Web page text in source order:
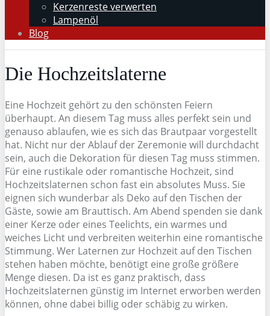
Kerzenreste verwerten
Lampenöl
Blog
Die Hochzeitslaterne
Eine Hochzeit gehört zu den schönsten Feiern
überhaupt. An diesem Tag muss alles perfekt sein und
genauso ablaufen, wie es sich das Brautpaar vorgestellt
hat. Nicht nur der Ablauf der Zeremonie will durchdacht
sein, auch die Dekoration für diesen Tag muss stimmen.
Für eine rustikale oder romantische Hochzeit, sind
Hochzeitslaternen schon fast ein absolutes Muss. Sie
eignen sich wunderbar als Deko auf den Tischen der
Gäste, sowie am Brauttisch. Am Abend spenden sie dank
einer Kerze oder eines Teelichts, ein warmes und
weiches Licht und verbreiten weiterhin eine romantische
Stimmung. Wer Laternen zur Hochzeit auf den Tischen
stehen haben möchte, benötigt eine große größere
Menge diesen. Da ist es ganz praktisch, dass
Hochzeitslaternen günstig im Internet erworben werden
können, ohne dabei billig oder schäbig zu wirken.